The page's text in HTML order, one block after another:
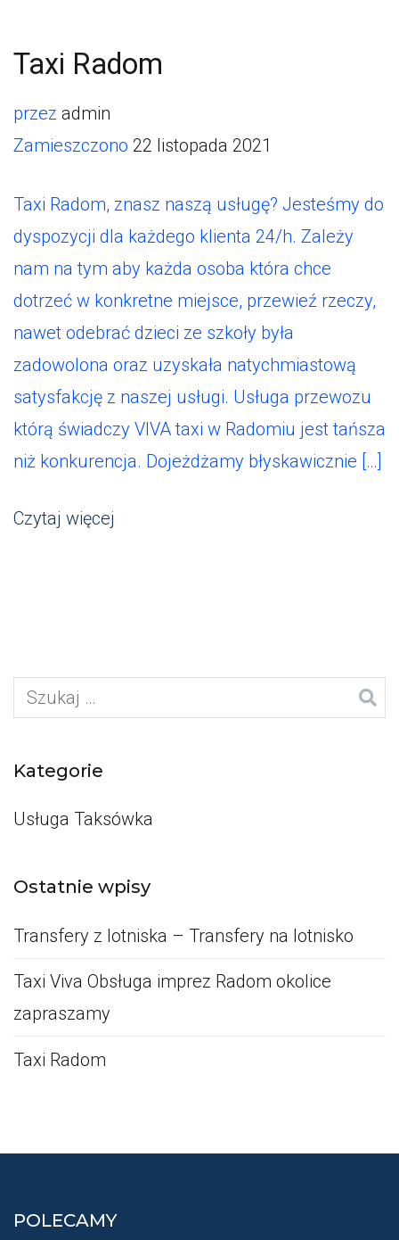
Taxi Radom
przez admin
Zamieszczono 22 listopada 2021
Taxi Radom, znasz naszą usługę? Jesteśmy do
dyspozycji dla każdego klienta 24/h. Zależy
nam na tym aby każda osoba która chce
dotrzeć w konkretne miejsce, przewieź rzeczy,
nawet odebrać dzieci ze szkoły była
zadowolona oraz uzyskała natychmiastową
satysfakcję z naszej usługi. Usługa przewozu
którą świadczy VIVA taxi w Radomiu jest tańsza
niż konkurencja. Dojeżdżamy błyskawicznie […]
Czytaj więcej
Szukaj:
Kategorie
Usługa Taksówka
Ostatnie wpisy
Transfery z lotniska – Transfery na lotnisko
Taxi Viva Obsługa imprez Radom okolice
zapraszamy
Taxi Radom
POLECAMY